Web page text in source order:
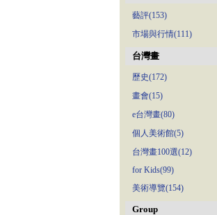
藝評(153)
市場與行情(111)
台灣畫
歷史(172)
畫會(15)
e台灣畫(80)
個人美術館(5)
台灣畫100選(12)
for Kids(99)
美術導覽(154)
Group